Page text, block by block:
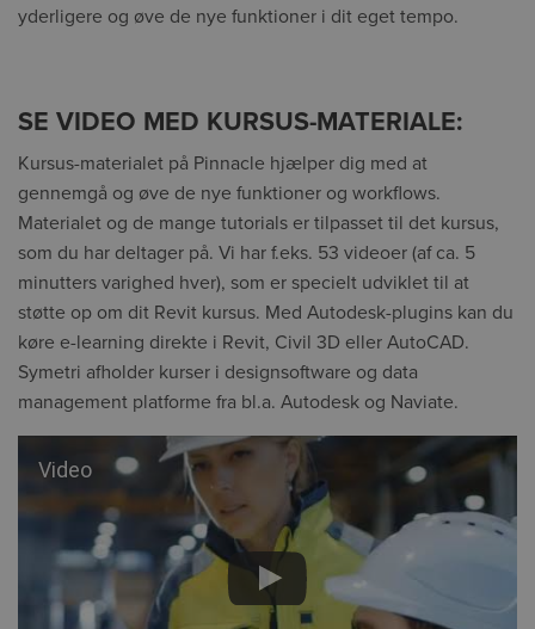
yderligere og øve de nye funktioner i dit eget tempo.
SE VIDEO MED KURSUS-MATERIALE:
Kursus-materialet på Pinnacle hjælper dig med at
gennemgå og øve de nye funktioner og workflows.
Materialet og de mange tutorials er tilpasset til det kursus,
som du har deltager på. Vi har f.eks. 53 videoer (af ca. 5
minutters varighed hver), som er specielt udviklet til at
støtte op om dit Revit kursus. Med Autodesk-plugins kan du
køre e-learning direkte i Revit, Civil 3D eller AutoCAD.
Symetri afholder kurser i designsoftware og data
management platforme fra bl.a. Autodesk og Naviate.
Video